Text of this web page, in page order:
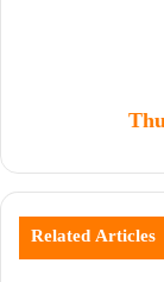
Related Articles